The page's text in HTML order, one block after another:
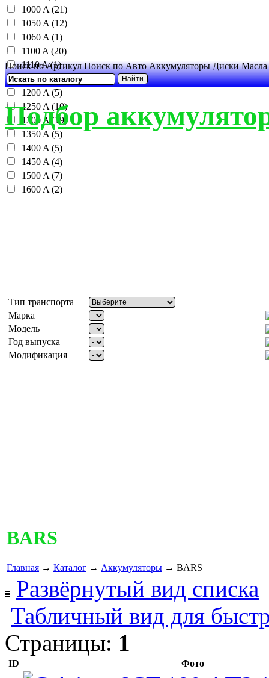
1000 A (21)
1050 A (12)
1060 A (1)
1100 A (20)
1110 A (1)
1150 A (16)
1200 A (5)
1250 A (10)
1300 A (19)
1350 A (5)
1400 A (5)
1450 A (4)
1500 A (7)
1600 A (2)
Поиск по Артикул Поиск по Авто Аккумуляторы Диски Масла
Подбор
Тип транспорта
Марка
Модель
Год выпуска
Модификация
BARS
Главная → Каталог → Аккумуляторы → BARS
Развёрнутый вид списка
Табличный вид для
Страницы: 1
ID Фото